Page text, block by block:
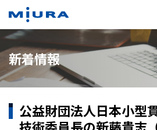
新着情報
公益財団法人日本小型